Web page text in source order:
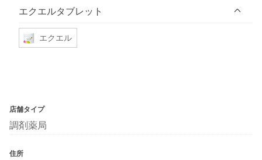
エクエルタブレット
エクエル
店舗タイプ
調剤薬局
住所